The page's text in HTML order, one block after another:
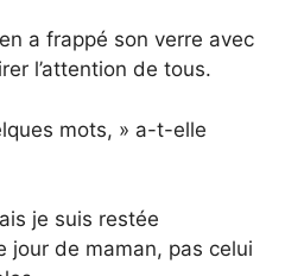
a frappé son verre avec
l’attention de tous.
mots, » a-t-elle
je suis restée
jour de maman, pas celui